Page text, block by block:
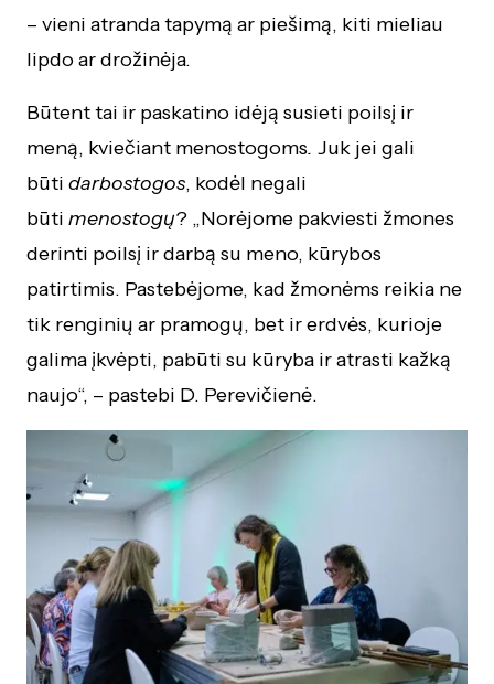
– vieni atranda tapymą ar piešimą, kiti mieliau
lipdo ar drožinėja.
Būtent tai ir paskatino idėją susieti poilsį ir
meną, kviečiant menostogoms. Juk jei gali
būti darbostogos, kodėl negali
būti menostogų? „Norėjome pakviesti žmones
derinti poilsį ir darbą su meno, kūrybos
patirtimis. Pastebėjome, kad žmonėms reikia ne
tik renginių ar pramogų, bet ir erdvės, kurioje
galima įkvėpti, pabūti su kūryba ir atrasti kažką
naujo“, – pastebi D. Perevičienė.